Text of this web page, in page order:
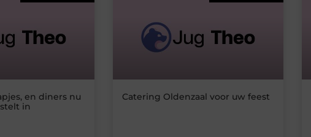
en diners nu
in
Catering Oldenzaal voor uw feest